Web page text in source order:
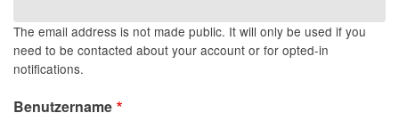
The email address is not made public. It will only be used if you
need to be contacted about your account or for opted-in
notifications.
Benutzername